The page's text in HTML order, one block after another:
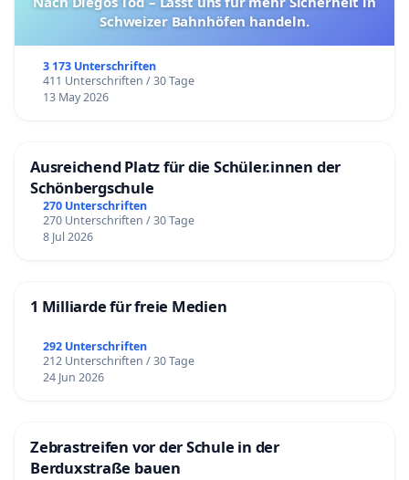
Schweizer Bahnhöfen handeln.
3 173 Unterschriften
411 Unterschriften / 30 Tage
13 May 2026
Ausreichend Platz für die Schüler.innen der
Schönbergschule
270 Unterschriften
270 Unterschriften / 30 Tage
8 Jul 2026
1 Milliarde für freie Medien
292 Unterschriften
212 Unterschriften / 30 Tage
24 Jun 2026
Zebrastreifen vor der Schule in der
Berduxstraße bauen